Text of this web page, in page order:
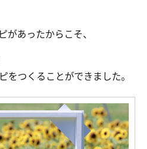
があったからこそ、
をつくることができました。